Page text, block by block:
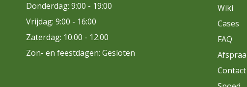
Donderdag: 9:00 - 19:00
Vrijdag: 9:00 - 16:00
Zaterdag: 10.00 - 12.00
Zon- en feestdagen: Gesloten
Wiki
Cases
FAQ
Contact